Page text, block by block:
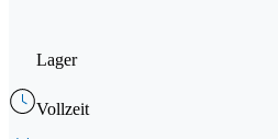
Lager
Vollzeit